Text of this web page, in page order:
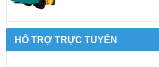
HỔ TRỢ TRỰC TUYẾN